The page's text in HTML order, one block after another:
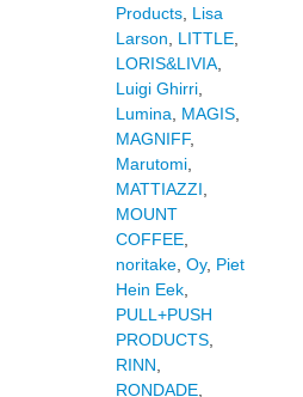
Products, Lisa
Larson, LITTLE,
LORIS&LIVIA,
Luigi Ghirri,
Lumina, MAGIS,
MAGNIFF,
Marutomi,
MATTIAZZI,
MOUNT
COFFEE,
noritake, Oy, Piet
Hein Eek,
PULL+PUSH
PRODUCTS,
RINN,
RONDADE,